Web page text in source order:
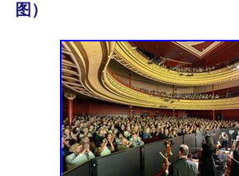
图）